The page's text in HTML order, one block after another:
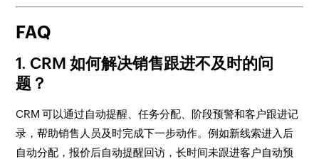
FAQ
1. CRM 如何解决销售跟进不及时的问
题？
CRM 可以通过自动提醒、任务分配、阶段预警和客户跟进记
录，帮助销售人员及时完成下一步动作。例如新线索进入后
自动分配，报价后自动提醒回访，长时间未跟进客户自动预